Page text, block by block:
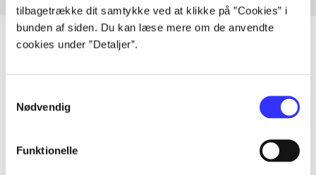
tilbagetrække dit samtykke ved at klikke på ”Cookies” i
bunden af siden. Du kan læse mere om de anvendte
cookies under ”Detaljer”.
Nødvendig
Funktionelle
Alle registrerede artikler fordelt på udgivelser